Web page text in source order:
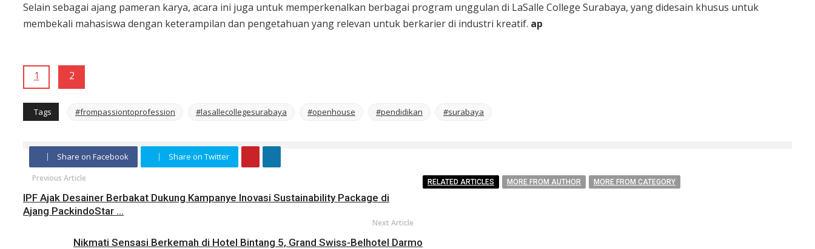
Selain sebagai ajang pameran karya, acara ini juga untuk memperkenalkan berbagai program unggulan di LaSalle College Surabaya, yang didesain khusus untuk
membekali mahasiswa dengan keterampilan dan pengetahuan yang relevan untuk berkarier di industri kreatif. ap
1 2
Tags #frompassiontoprofession #lasallecollegesurabaya #openhouse #pendidikan #surabaya
Share on Facebook Share on Twitter
Previous Article
IPF Ajak Desainer Berbakat Dukung Kampanye Inovasi Sustainability Package di
Ajang PackindoStar ...
Next Article
Nikmati Sensasi Berkemah di Hotel Bintang 5, Grand Swiss-Belhotel Darmo
RELATED ARTICLES MORE FROM AUTHOR MORE FROM CATEGORY